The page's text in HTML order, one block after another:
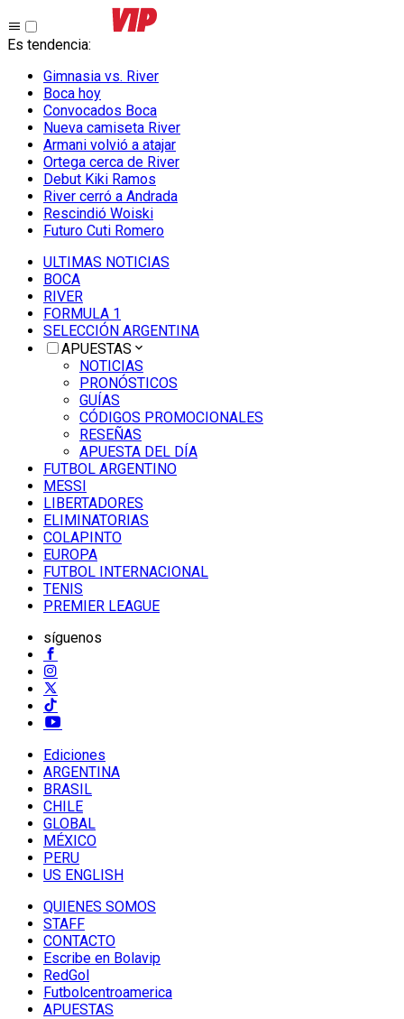
Es tendencia:
Gimnasia vs. River
Boca hoy
Convocados Boca
Nueva camiseta River
Armani volvió a atajar
Ortega cerca de River
Debut Kiki Ramos
River cerró a Andrada
Rescindió Woiski
Futuro Cuti Romero
ULTIMAS NOTICIAS
BOCA
RIVER
FORMULA 1
SELECCIÓN ARGENTINA
APUESTAS
NOTICIAS
PRONÓSTICOS
GUÍAS
CÓDIGOS PROMOCIONALES
RESEÑAS
APUESTA DEL DÍA
FUTBOL ARGENTINO
MESSI
LIBERTADORES
ELIMINATORIAS
COLAPINTO
EUROPA
FUTBOL INTERNACIONAL
TENIS
PREMIER LEAGUE
síguenos
Ediciones
ARGENTINA
BRASIL
CHILE
GLOBAL
MÉXICO
PERU
US ENGLISH
QUIENES SOMOS
STAFF
CONTACTO
Escribe en Bolavip
RedGol
Futbolcentroamerica
APUESTAS